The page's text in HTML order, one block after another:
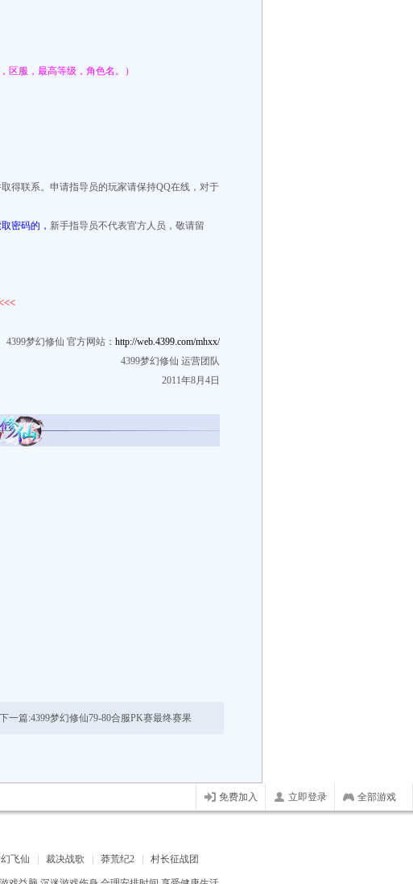
服，最高等级，角色名。）
得联系。申请指导员的玩家请保持QQ在线，对于
密码的， 新手指导员不代表官方人员，敬请留
4399梦幻修仙 官方网站： http://web.4399.com/mhxx/
4399梦幻修仙 运营团队
2011年8月4日
一篇:4399梦幻修仙79-80合服PK赛最终赛果
免费加入 立即登录 全部游戏
飞仙 裁决战歌 莽荒纪2 村长征战团